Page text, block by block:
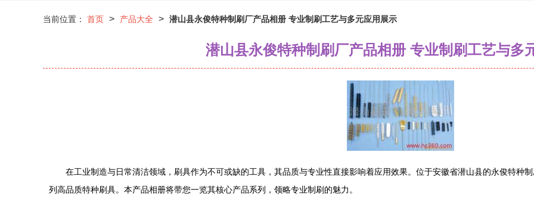
当前位置： 首页 > 产品大全 > 潜山县永俊特种制刷厂产品相册 专业制刷工艺与多元应用展示
潜山县永俊特种制刷厂产品相册 专业制刷工艺与多
在工业制造与日常清洁领域，刷具作为不可或缺的工具，其品质与专业性直接影响着应用效果。位于安徽省潜山县的永俊特种
列高品质特种刷具。本产品相册将带您一览其核心产品系列，领略专业制刷的魅力。